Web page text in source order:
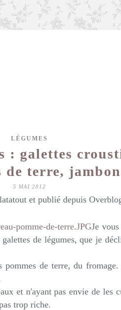
LÉGUMES
: galettes
de terre,
5 MAI 2012
et publié depuis
Je
de légumes, que je
pommes de terre, du
et n'ayant pas envie de les
trop riche.